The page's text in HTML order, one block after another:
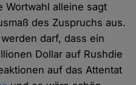
Wortwahl alleine sagt
des Zuspruchs aus.
darf, dass ein
Dollar auf Rushdie
auf das Attentat